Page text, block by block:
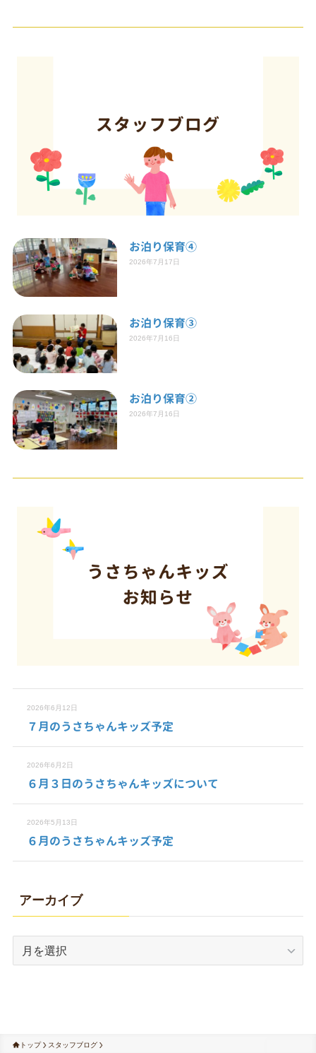
お泊り保育④
2026年7月17日
お泊り保育③
2026年7月16日
お泊り保育②
2026年7月16日
2026年6月12日
７月のうさちゃんキッズ予定
2026年6月2日
６月３日のうさちゃんキッズについて
2026年5月13日
６月のうさちゃんキッズ予定
アーカイブ
トップ スタッフブログ